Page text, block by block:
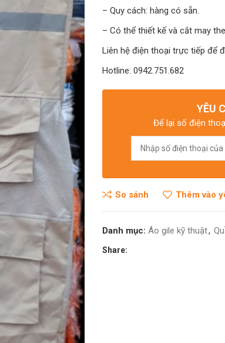
– Quy cách: hàng có sẵn.
– Có thể thiết kế và cắt may
Liên hệ điện thoại trực tiếp để
Hotline: 0942.751.682
YÊU
Để lại số điện
So sánh Thêm vào
Danh mục: Áo gile kỹ thuật,
Share: